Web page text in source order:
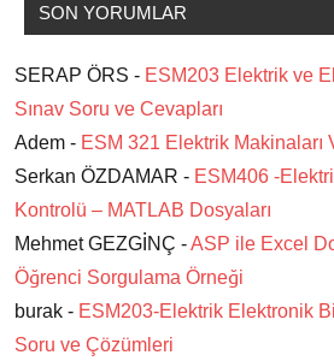
SON YORUMLAR
SERAP ÖRS - ESM203 Elektrik ve
Sınav Soru ve Cevapları
Adem - ESM 321 Elektrik Makinaları
Serkan ÖZDAMAR - ESM406 -
Kontrolü – MATLAB Dosyaları
Mehmet GEZGİNÇ -ASP ile Excel
Öğrenci Sorgulama Örneği
burak - ESM203-Elektrik Elektronik
Soru ve Çözümleri